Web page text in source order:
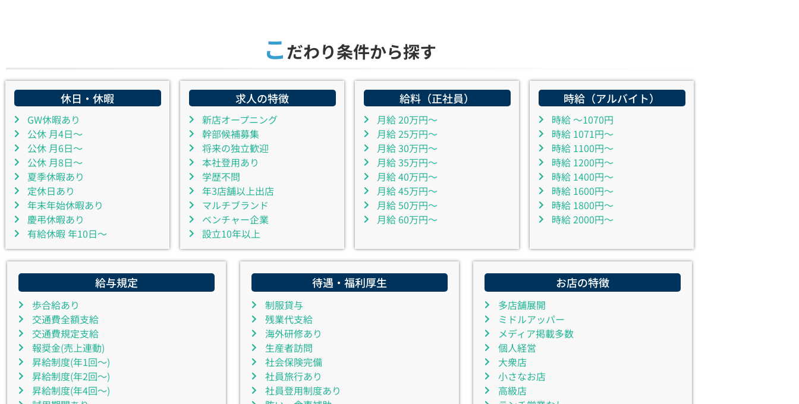
こだわり条件から探す
休日・休暇
GW休暇あり
公休 月4日～
公休 月6日～
公休 月8日～
夏季休暇あり
定休日あり
年末年始休暇あり
慶弔休暇あり
有給休暇 年10日～
求人の特徴
新店オープニング
幹部候補募集
将来の独立歓迎
本社登用あり
学歴不問
年3店舗以上出店
マルチブランド
ベンチャー企業
設立10年以上
給料（正社員）
月給 20万円～
月給 25万円～
月給 30万円～
月給 35万円～
月給 40万円～
月給 45万円～
月給 50万円～
月給 60万円～
時給（アルバイト）
時給 ～1070円
時給 1071円～
時給 1100円～
時給 1200円～
時給 1400円～
時給 1600円～
時給 1800円～
時給 2000円～
給与規定
歩合給あり
交通費全額支給
交通費規定支給
報奨金(売上連動)
昇給制度(年1回～)
昇給制度(年2回～)
昇給制度(年4回～)
待遇・福利厚生
制服貸与
残業代支給
海外研修あり
生産者訪問
社会保険完備
社員旅行あり
社員登用制度あり
お店の特徴
多店舗展開
ミドルアッパー
メディア掲載多数
個人経営
大衆店
小さなお店
高級店